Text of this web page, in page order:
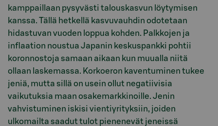
kamppaillaan pysyvästi talouskasvun löytymisen
kanssa. Tällä hetkellä kasvuvauhdin odotetaan
hidastuvan vuoden loppua kohden. Palkkojen ja
inflaation noustua Japanin keskuspankki pohtii
koronnostoja samaan aikaan kun muualla niitä
ollaan laskemassa. Korkoeron kaventuminen tukee
jeniä, mutta sillä on usein ollut negatiivisia
vaikutuksia maan osakemarkkinoille. Jenin
vahvistuminen iskisi vientiyrityksiin, joiden
ulkomailta saadut tulot pienenevät jeneissä